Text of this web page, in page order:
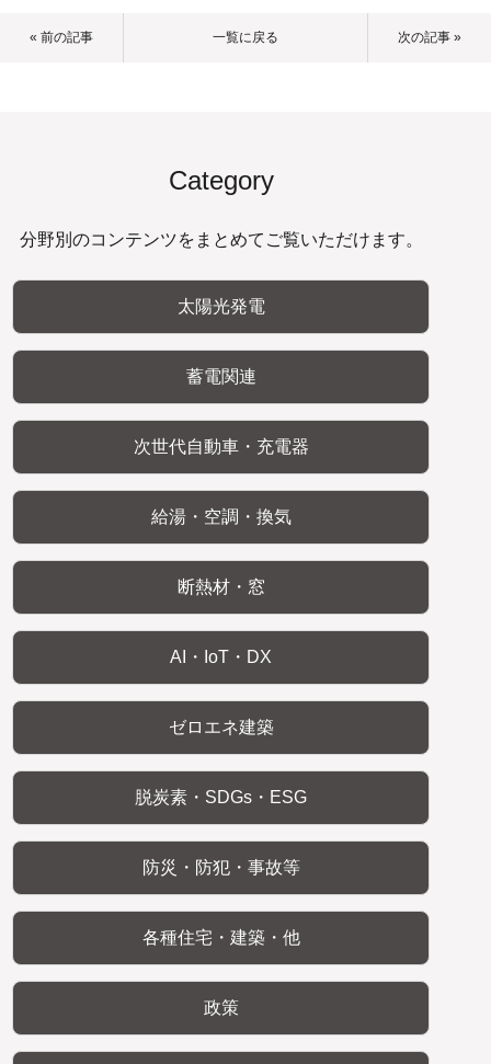
« 前の記事 一覧に戻る 次の記事 »
Category
分野別のコンテンツをまとめてご覧いただけます。
太陽光発電
蓄電関連
次世代自動車・充電器
給湯・空調・換気
断熱材・窓
AI・IoT・DX
ゼロエネ建築
脱炭素・SDGs・ESG
防災・防犯・事故等
各種住宅・建築・他
政策